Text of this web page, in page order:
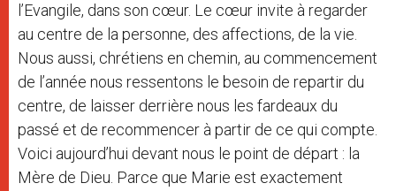
l’Evangile, dans son cœur. Le cœur invite à regarder
au centre de la personne, des affections, de la vie.
Nous aussi, chrétiens en chemin, au commencement
de l’année nous ressentons le besoin de repartir du
centre, de laisser derrière nous les fardeaux du
passé et de recommencer à partir de ce qui compte.
Voici aujourd’hui devant nous le point de départ : la
Mère de Dieu. Parce que Marie est exactement